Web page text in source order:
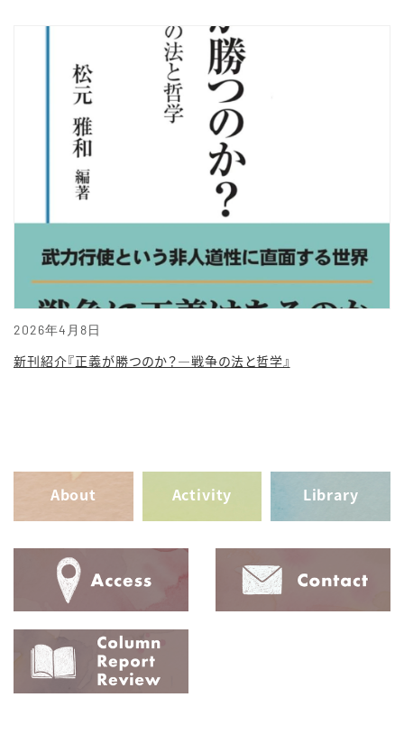
2026年4月8日
新刊紹介『正義が勝つのか？―戦争の法と哲学』
About Activity Library